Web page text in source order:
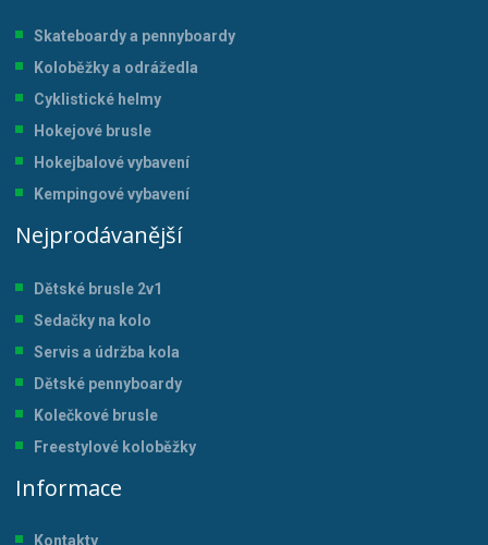
Skateboardy a pennyboardy
Koloběžky a odrážedla
Cyklistické helmy
Hokejové brusle
Hokejbalové vybavení
Kempingové vybavení
Nejprodávanější
Dětské brusle 2v1
Sedačky na kolo
Servis a údržba kola
Dětské pennyboardy
Kolečkové brusle
Freestylové koloběžky
Informace
Kontakty